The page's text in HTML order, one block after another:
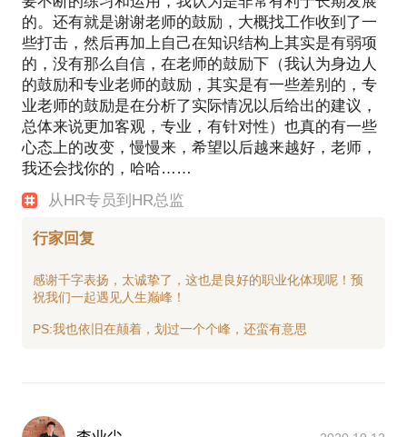
的。还有就是谢谢老师的鼓励，大概找工作收到了一
些打击，然后再加上自己在知识结构上其实是有弱项
的，没有那么自信，在老师的鼓励下（我认为身边人
的鼓励和专业老师的鼓励，其实是有一些差别的，专
业老师的鼓励是在分析了实际情况以后给出的建议，
总体来说更加客观，专业，有针对性）也真的有一些
心态上的改变，慢慢来，希望以后越来越好，老师，
我还会找你的，哈哈……
从HR专员到HR总监
行家回复
感谢千字表扬，太诚挚了，这也是良好的职业化体现呢！预
祝我们一起遇见人生巅峰！